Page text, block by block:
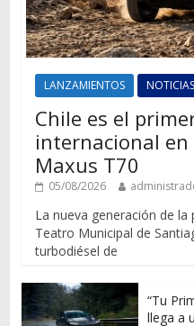
LANZAMIENTOS NOTICIAS
Chile es el
internacional
Maxus T70
05/08/2026
La nueva generación de
Teatro Municipal de
turbodiésel de
“Tu
llega a